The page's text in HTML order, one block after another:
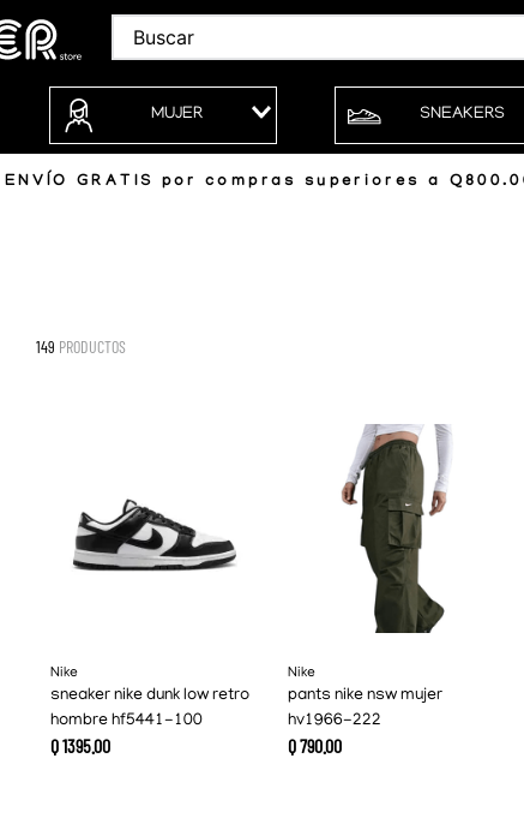
Buscar
MUJER SNEAKERS
ENVÍO GRATIS por compras superiores a
149 PRODUCTOS
Nike
sneaker nike dunk low retro
hombre hf5441-100
Q139500
Nike
pants nike nsw mujer
hv1966-222
Q79000